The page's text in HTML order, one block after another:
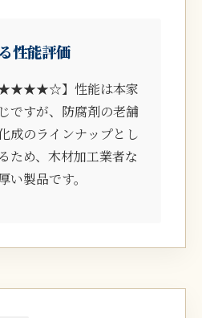
性能評価
★★★★☆】性能は本家
ですが、防腐剤の老舗
成のラインナップとし
ため、木材加工業者な
い製品です。